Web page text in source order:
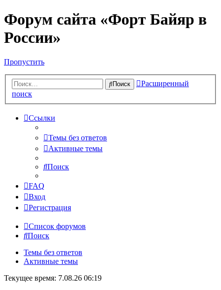
Форум сайта «Форт Байяр в
России»
Пропустить
Поиск
Расширенный
поиск
Ссылки
Темы без ответов
Активные темы
Поиск
FAQ
Вход
Регистрация
Список форумов
Поиск
Темы без ответов
Активные темы
Текущее время: 7.08.26 06:19